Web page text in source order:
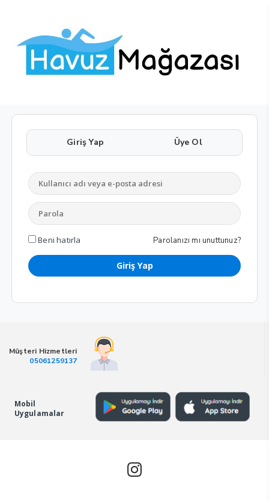
Giriş Yap Üye Ol
Beni hatırla Parolanızı mı unuttunuz?
Giriş Yap
Müşteri Hizmetleri
05061259137
Mobil
Uygulamalar